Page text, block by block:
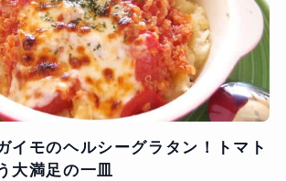
イモのヘルシーグラタン！トマト
大満足の一皿